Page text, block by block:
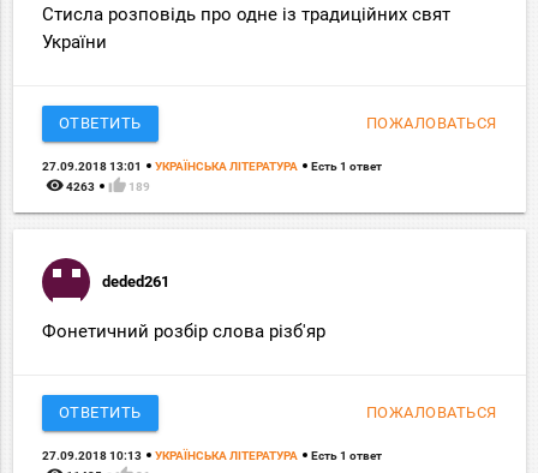
Стисла розповідь про одне із традиційних свят
України
ОТВЕТИТЬ ПОЖАЛОВАТЬСЯ
27.09.2018 13:01 УКРАЇНСЬКА ЛІТЕРАТУРА Есть 1 ответ
remove_red_eye 4263 thumb_up 189
deded261
Фонетичний розбір слова різб'яр
ОТВЕТИТЬ ПОЖАЛОВАТЬСЯ
27.09.2018 10:13 УКРАЇНСЬКА ЛІТЕРАТУРА Есть 1 ответ